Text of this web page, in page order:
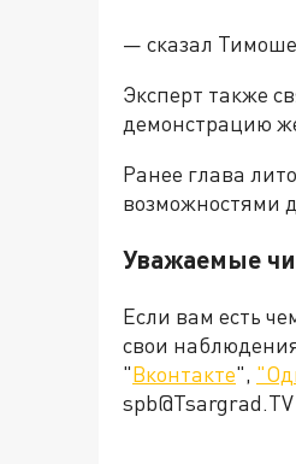
— сказал
Эксперт также
демонстрацию
Ранее глава
возможностями
Уважаемые
Если вам есть
свои
"Вконтакте",
spb@Tsargrad.TV